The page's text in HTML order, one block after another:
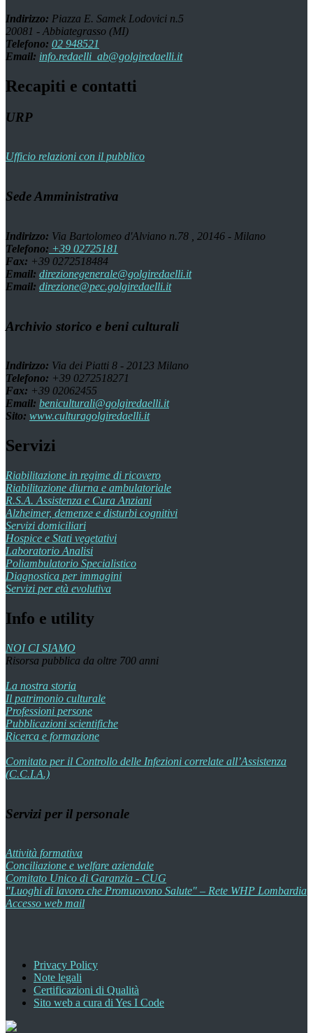
Indirizzo: Piazza E. Samek Lodovici n.5
20081 - Abbiategrasso (MI)
Telefono: 02 948521
Email: info.redaelli_ab@golgiredaelli.it
Recapiti e contatti
URP
Ufficio relazioni con il pubblico
Sede Amministrativa
Indirizzo: Via Bartolomeo d'Alviano n.78 , 20146 - Milano
Telefono: +39 02725181
Fax: +39 0272518484
Email: direzionegenerale@golgiredaelli.it
Email: direzione@pec.golgiredaelli.it
Archivio storico e beni culturali
Indirizzo: Via dei Piatti 8 - 20123 Milano
Telefono: +39 0272518271
Fax: +39 02062455
Email: beniculturali@golgiredaelli.it
Sito: www.culturagolgiredaelli.it
Servizi
Riabilitazione in regime di ricovero
Riabilitazione diurna e ambulatoriale
R.S.A. Assistenza e Cura Anziani
Alzheimer, demenze e disturbi cognitivi
Servizi domiciliari
Hospice e Stati vegetativi
Laboratorio Analisi
Poliambulatorio Specialistico
Diagnostica per immagini
Servizi per età evolutiva
Info e utility
NOI CI SIAMO
Risorsa pubblica da oltre 700 anni
La nostra storia
Il patrimonio culturale
Professioni persone
Pubblicazioni scientifiche
Ricerca e formazione
Comitato per il Controllo delle Infezioni correlate all’Assistenza
(C.C.I.A.)
Servizi per il personale
Attività formativa
Conciliazione e welfare aziendale
Comitato Unico di Garanzia - CUG
"Luoghi di lavoro che Promuovono Salute" – Rete WHP Lombardia
Accesso web mail
Privacy Policy
Note legali
Certificazioni di Qualità
Sito web a cura di Yes I Code